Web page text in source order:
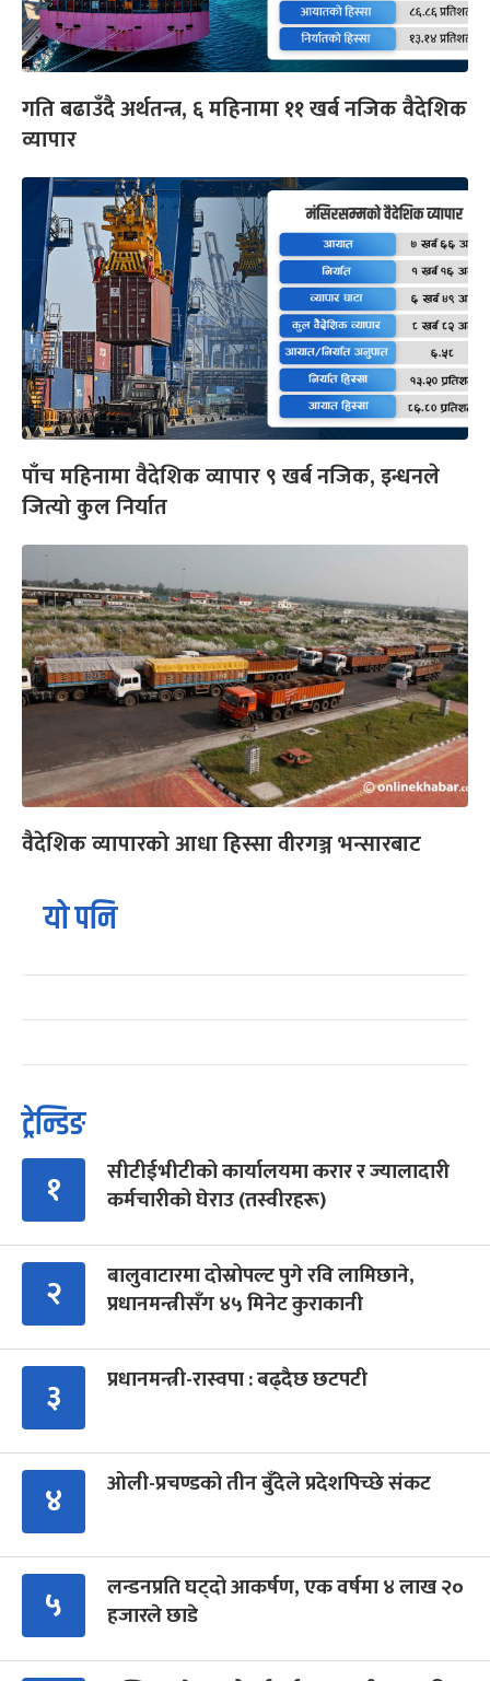
गति बढाउँदै अर्थतन्त्र, ६ महिनामा ११ खर्ब नजिक वैदेशिक
व्यापार
पाँच महिनामा वैदेशिक व्यापार ९ खर्ब नजिक, इन्धनले
जित्यो कुल निर्यात
वैदेशिक व्यापारको आधा हिस्सा वीरगञ्ज भन्सारबाट
यो पनि
ट्रेन्डिङ
१
सीटीईभीटीको कार्यालयमा करार र ज्यालादारी
कर्मचारीको घेराउ (तस्वीरहरू)
२
बालुवाटारमा दोस्रोपल्ट पुगे रवि लामिछाने,
प्रधानमन्त्रीसँग ४५ मिनेट कुराकानी
३ प्रधानमन्त्री-रास्वपा : बढ्दैछ छटपटी
४ ओली-प्रचण्डको तीन बुँदेले प्रदेशपिच्छे संकट
५
लन्डनप्रति घट्दो आकर्षण, एक वर्षमा ४ लाख २०
हजारले छाडे